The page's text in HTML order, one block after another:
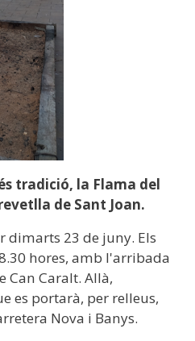
tradició, la Flama del
de Sant Joan.
dimarts 23 de juny. Els
hores, amb l'arribada
Can Caralt. Allà,
es portarà, per relleus,
Nova i Banys.